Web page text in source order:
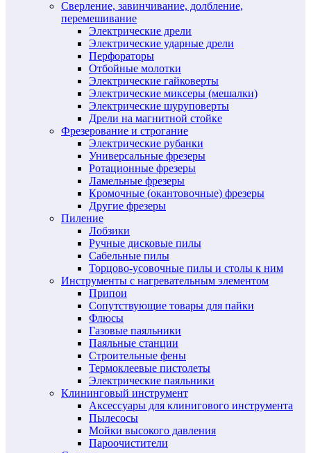
Сверление, завинчивание, долбление,
перемешивание
Электрические дрели
Электрические ударные дрели
Перфораторы
Отбойные молотки
Электрические гайковерты
Электрические миксеры (мешалки)
Электрические шуруповерты
Дрели на магнитной стойке
Фрезерование и строгание
Электрические рубанки
Универсальные фрезеры
Ротационные фрезеры
Ламельные фрезеры
Кромочные (окантовочные) фрезеры
Другие фрезеры
Пиление
Лобзики
Ручные дисковые пилы
Сабельные пилы
Торцово-усовочные пилы и столы к ним
Инструменты с нагревательным элементом
Припои
Сопутствующие товары для пайки
Флюсы
Газовые паяльники
Паяльные станции
Строительные фены
Термоклеевые пистолеты
Электрические паяльники
Клининговый инструмент
Аксессуары для клинигового инструмента
Пылесосы
Мойки высокого давления
Пароочистители